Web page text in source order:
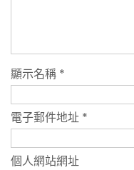
顯示名稱 *
電子郵件地址 *
個人網站網址